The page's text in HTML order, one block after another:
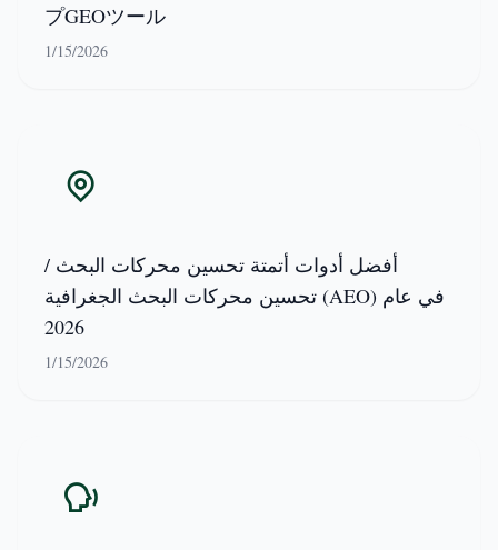
プGEOツール
1/15/2026
أفضل أدوات أتمتة تحسين محركات البحث /
تحسين محركات البحث الجغرافية (AEO) في عام
2026
1/15/2026